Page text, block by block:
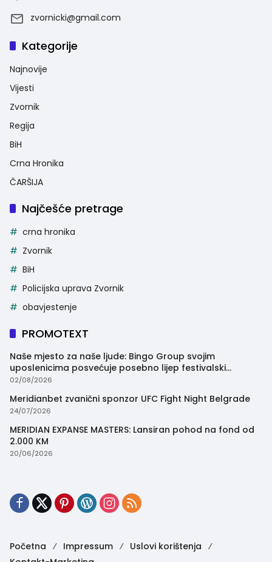
zvornicki@gmail.com
Kategorije
Najnovije
Vijesti
Zvornik
Regija
BiH
Crna Hronika
ČARŠIJA
Najčešće pretrage
crna hronika
Zvornik
BiH
Policijska uprava Zvornik
obavjestenje
PROMOTEXT
Naše mjesto za naše ljude: Bingo Group svojim
uposlenicima posvećuje posebno lijep festivalski
trenutak
02/08/2026
Meridianbet zvanični sponzor UFC Fight Night Belgrade
24/07/2026
MERIDIAN EXPANSE MASTERS: Lansiran pohod na fond od
2.000 KM
20/06/2026
Početna Impressum
Uslovi korištenja